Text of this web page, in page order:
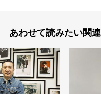
あわせて読みたい関